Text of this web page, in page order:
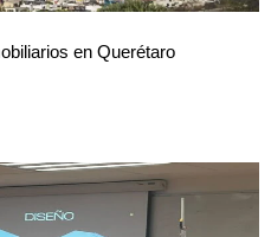
en Querétaro